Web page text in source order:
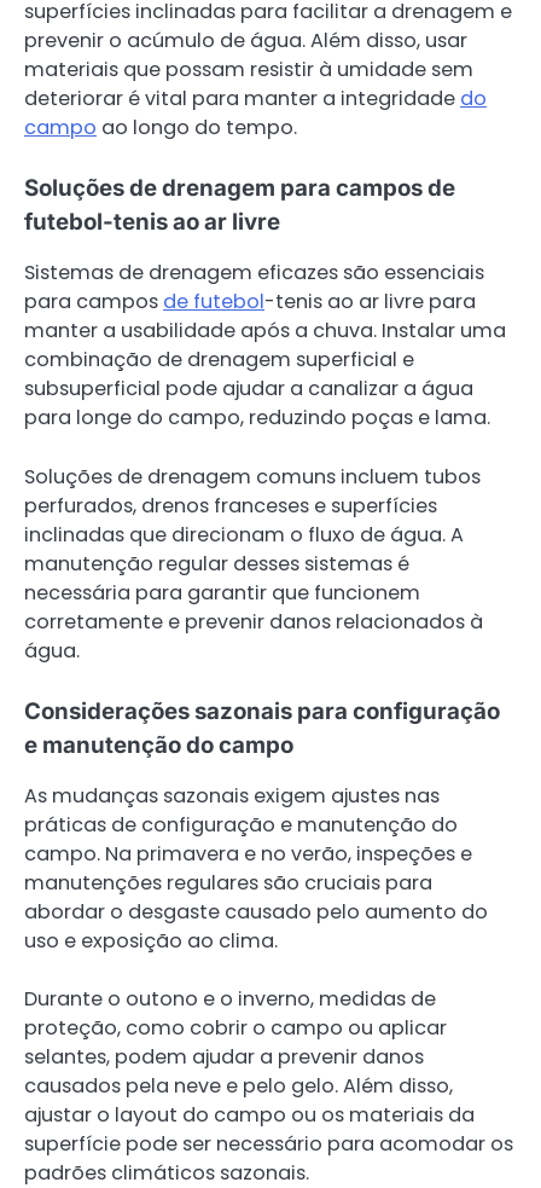
superfícies inclinadas para facilitar a drenagem e
prevenir o acúmulo de água. Além disso, usar
materiais que possam resistir à umidade sem
deteriorar é vital para manter a integridade do
campo ao longo do tempo.
Soluções de drenagem para campos de
futebol-tenis ao ar livre
Sistemas de drenagem eficazes são essenciais
para campos de futebol-tenis ao ar livre para
manter a usabilidade após a chuva. Instalar uma
combinação de drenagem superficial e
subsuperficial pode ajudar a canalizar a água
para longe do campo, reduzindo poças e lama.
Soluções de drenagem comuns incluem tubos
perfurados, drenos franceses e superfícies
inclinadas que direcionam o fluxo de água. A
manutenção regular desses sistemas é
necessária para garantir que funcionem
corretamente e prevenir danos relacionados à
água.
Considerações sazonais para configuração
e manutenção do campo
As mudanças sazonais exigem ajustes nas
práticas de configuração e manutenção do
campo. Na primavera e no verão, inspeções e
manutenções regulares são cruciais para
abordar o desgaste causado pelo aumento do
uso e exposição ao clima.
Durante o outono e o inverno, medidas de
proteção, como cobrir o campo ou aplicar
selantes, podem ajudar a prevenir danos
causados pela neve e pelo gelo. Além disso,
ajustar o layout do campo ou os materiais da
superfície pode ser necessário para acomodar os
padrões climáticos sazonais.